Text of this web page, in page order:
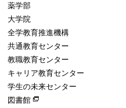
薬学部
大学院
全学教育推進機構
共通教育センター
教職教育センター
キャリア教育センター
学生の未来センター
図書館